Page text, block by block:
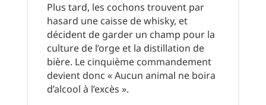
Plus tard, les cochons trouvent par
hasard une caisse de whisky, et
décident de garder un champ pour la
culture de l’orge et la distillation de
bière. Le cinquième commandement
devient donc « Aucun animal ne boira
d’alcool à l’excès ».